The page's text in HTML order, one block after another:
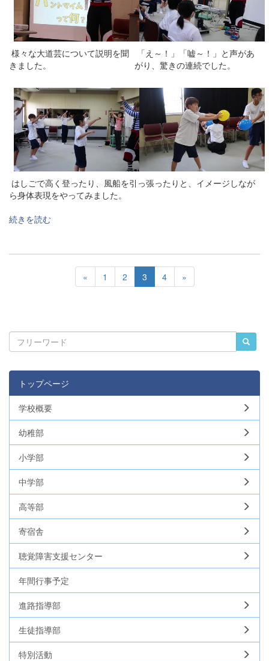
様々な大道芸について説明を聞
きました。
「え～！」「嘘～！」と声があ
がり、驚きの連続でした。
はしごで高く登ったり、風船を引っ張ったりと、イメージしなが
ら身体表現をやってみました。
続きを読む
« 1 2 3 4 »
トップページ
学校概要
幼稚部
小学部
中学部
高等部
寄宿舎
聴覚障害支援センター
年間行事予定
進路指導部
生徒指導部
特別活動